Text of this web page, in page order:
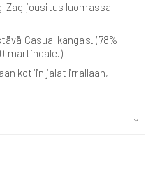
Zag jousitus luomassa
Casual kangas. (78%
martindale.)
kotiin jalat irrallaan,